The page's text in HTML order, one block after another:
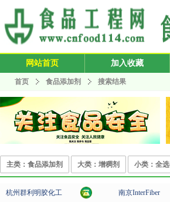
网站首页 加入收藏
首页 食品添加剂 搜索结果
主类：食品添加剂 大类：增稠剂 小类：全选
杭州群利明胶化工 南京InterFiber